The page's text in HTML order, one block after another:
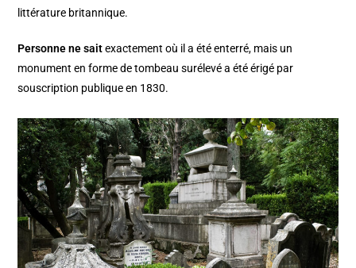
littérature britannique.
Personne ne saitexactement où il a été enterré, mais un
monument en forme de tombeau surélevé a été érigé par
souscription publique en 1830.